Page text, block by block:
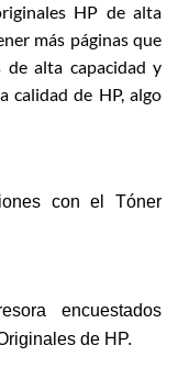
HP de alta
más páginas que
de alta capacidad y
calidad de HP, algo
con el Tóner
encuestados
de HP.